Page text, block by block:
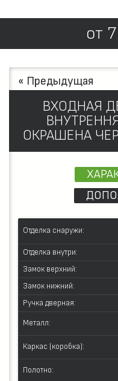
от
« Предыдущая
ВХОДНАЯ
ОКРАШЕНА
Отделка снаружи:
Отделка внутри:
Замок верхний:
Замок нижний:
Ручка дверная:
Металл:
Каркас (коробка):
Полотно: